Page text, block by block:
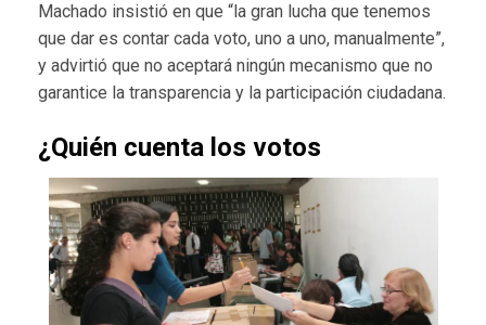
Machado insistió en que “la gran lucha que tenemos
que dar es contar cada voto, uno a uno, manualmente”,
y advirtió que no aceptará ningún mecanismo que no
garantice la transparencia y la participación ciudadana.
¿Quién cuenta los votos